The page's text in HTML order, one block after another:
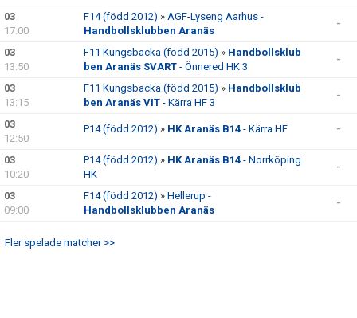
03
17:00
F14 (född 2012) » AGF-Lyseng Aarhus -
Handbollsklubben Aranäs
-
03
13:50
F11 Kungsbacka (född 2015) » Handbollsklub
ben Aranäs SVART - Önnered HK 3
-
03
13:15
F11 Kungsbacka (född 2015) » Handbollsklub
ben Aranäs VIT - Kärra HF 3
-
03
12:50
P14 (född 2012) » HK Aranäs B14 - Kärra HF -
03
10:20
P14 (född 2012) » HK Aranäs B14 - Norrköping
HK
-
03
09:00
F14 (född 2012) » Hellerup -
Handbollsklubben Aranäs
-
Fler spelade matcher >>